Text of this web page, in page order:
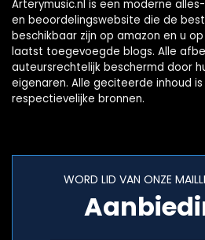
Arterymusic.nl is een moderne
en beoordelingswebsite die de
beschikbaar zijn op amazon en u
laatst toegevoegde blogs. Alle
auteursrechtelijk beschermd door
eigenaren. Alle geciteerde inhoud
respectievelijke bronnen.
WORD LID VAN ONZE